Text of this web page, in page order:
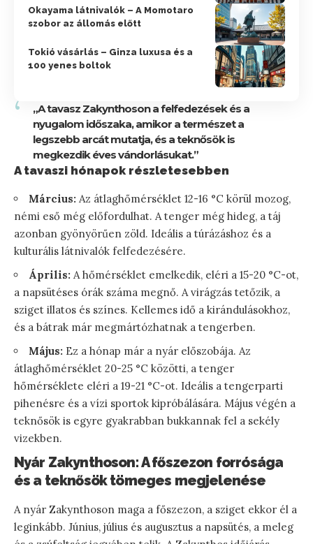
Okayama látnivalók – A Momotaro
szobor az állomás előtt
Tokió vásárlás – Ginza luxusa és a
100 yenes boltok
„A tavasz Zakynthoson a felfedezések és a
nyugalom időszaka, amikor a természet a
legszebb arcát mutatja, és a teknősök is
megkezdik éves vándorlásukat.”
A tavaszi hónapok részletesebben
Március: Az átlaghőmérséklet 12-16 °C körül mozog,
némi eső még előfordulhat. A tenger még hideg, a táj
azonban gyönyörűen zöld. Ideális a túrázáshoz és a
kulturális látnivalók felfedezésére.
Április: A hőmérséklet emelkedik, eléri a 15-20 °C-ot,
a napsütéses órák száma megnő. A virágzás tetőzik, a
sziget illatos és színes. Kellemes idő a kirándulásokhoz,
és a bátrak már megmártózhatnak a tengerben.
Május: Ez a hónap már a nyár előszobája. Az
átlaghőmérséklet 20-25 °C közötti, a tenger
hőmérséklete eléri a 19-21 °C-ot. Ideális a tengerparti
pihenésre és a vízi sportok kipróbálására. Május végén a
teknősök is egyre gyakrabban bukkannak fel a sekély
vizekben.
Nyár Zakynthoson: A főszezon forrósága
és a teknősök tömeges megjelenése
A nyár Zakynthoson maga a főszezon, a sziget ekkor él a
leginkább. Június, július és augusztus a napsütés, a meleg